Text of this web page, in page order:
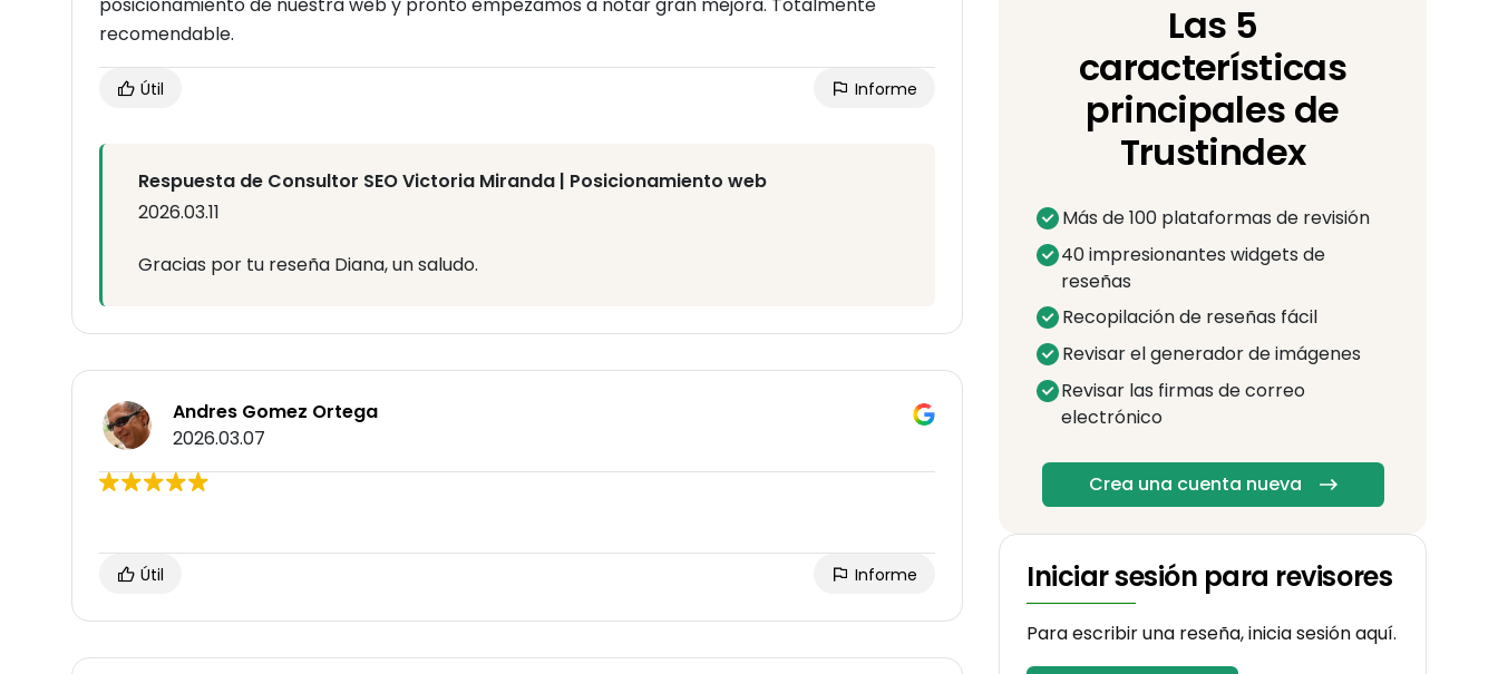
recomendable.
Útil Informe
Respuesta de Consultor SEO Victoria Miranda | Posicionamiento web
2026.03.11
Gracias por tu reseña Diana, un saludo.
Andres Gomez Ortega
2026.03.07
Útil Informe
Las 5
características
principales de
Trustindex
Más de 100 plataformas de revisión
40 impresionantes widgets de
reseñas
Recopilación de reseñas fácil
Revisar el generador de imágenes
Revisar las firmas de correo
electrónico
Crea una cuenta nueva
Iniciar sesión para revisores
Para escribir una reseña, inicia sesión aquí.